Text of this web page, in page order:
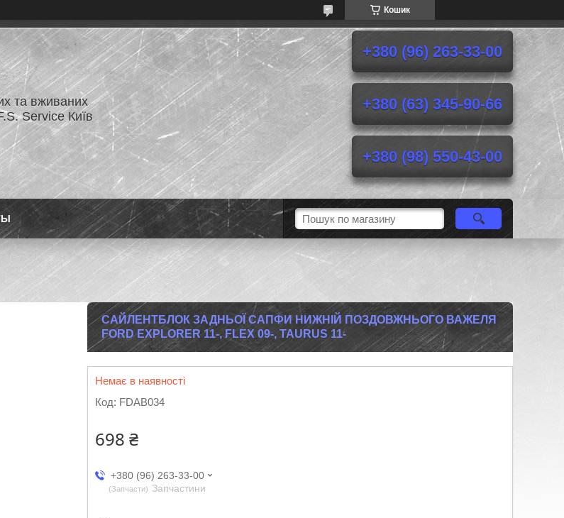
Кошик
та вживаних
Service Київ
+380 (96) 263-33-00
+380 (63) 345-90-66
+380 (98) 550-43-00
САЙЛЕНТБЛОК ЗАДНЬОЇ САПФИ НИЖНІЙ ПОЗДОВЖНЬОГО ВАЖЕЛЯ
FORD EXPLORER 11-, FLEX 09-, TAURUS 11-
Немає в наявності
Код: FDAB034
698 ₴
+380 (96) 263-33-00
Запчасти Запчастини